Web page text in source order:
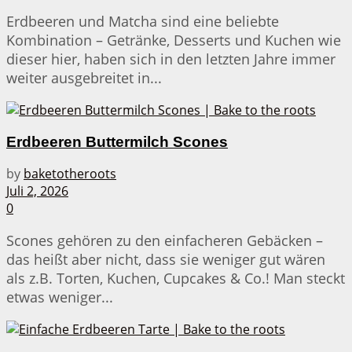
Erdbeeren und Matcha sind eine beliebte
Kombination – Getränke, Desserts und Kuchen wie
dieser hier, haben sich in den letzten Jahre immer
weiter ausgebreitet in...
Erdbeeren Buttermilch Scones
by baketotheroots
Juli 2, 2026
0
Scones gehören zu den einfacheren Gebäcken –
das heißt aber nicht, dass sie weniger gut wären
als z.B. Torten, Kuchen, Cupcakes & Co.! Man steckt
etwas weniger...